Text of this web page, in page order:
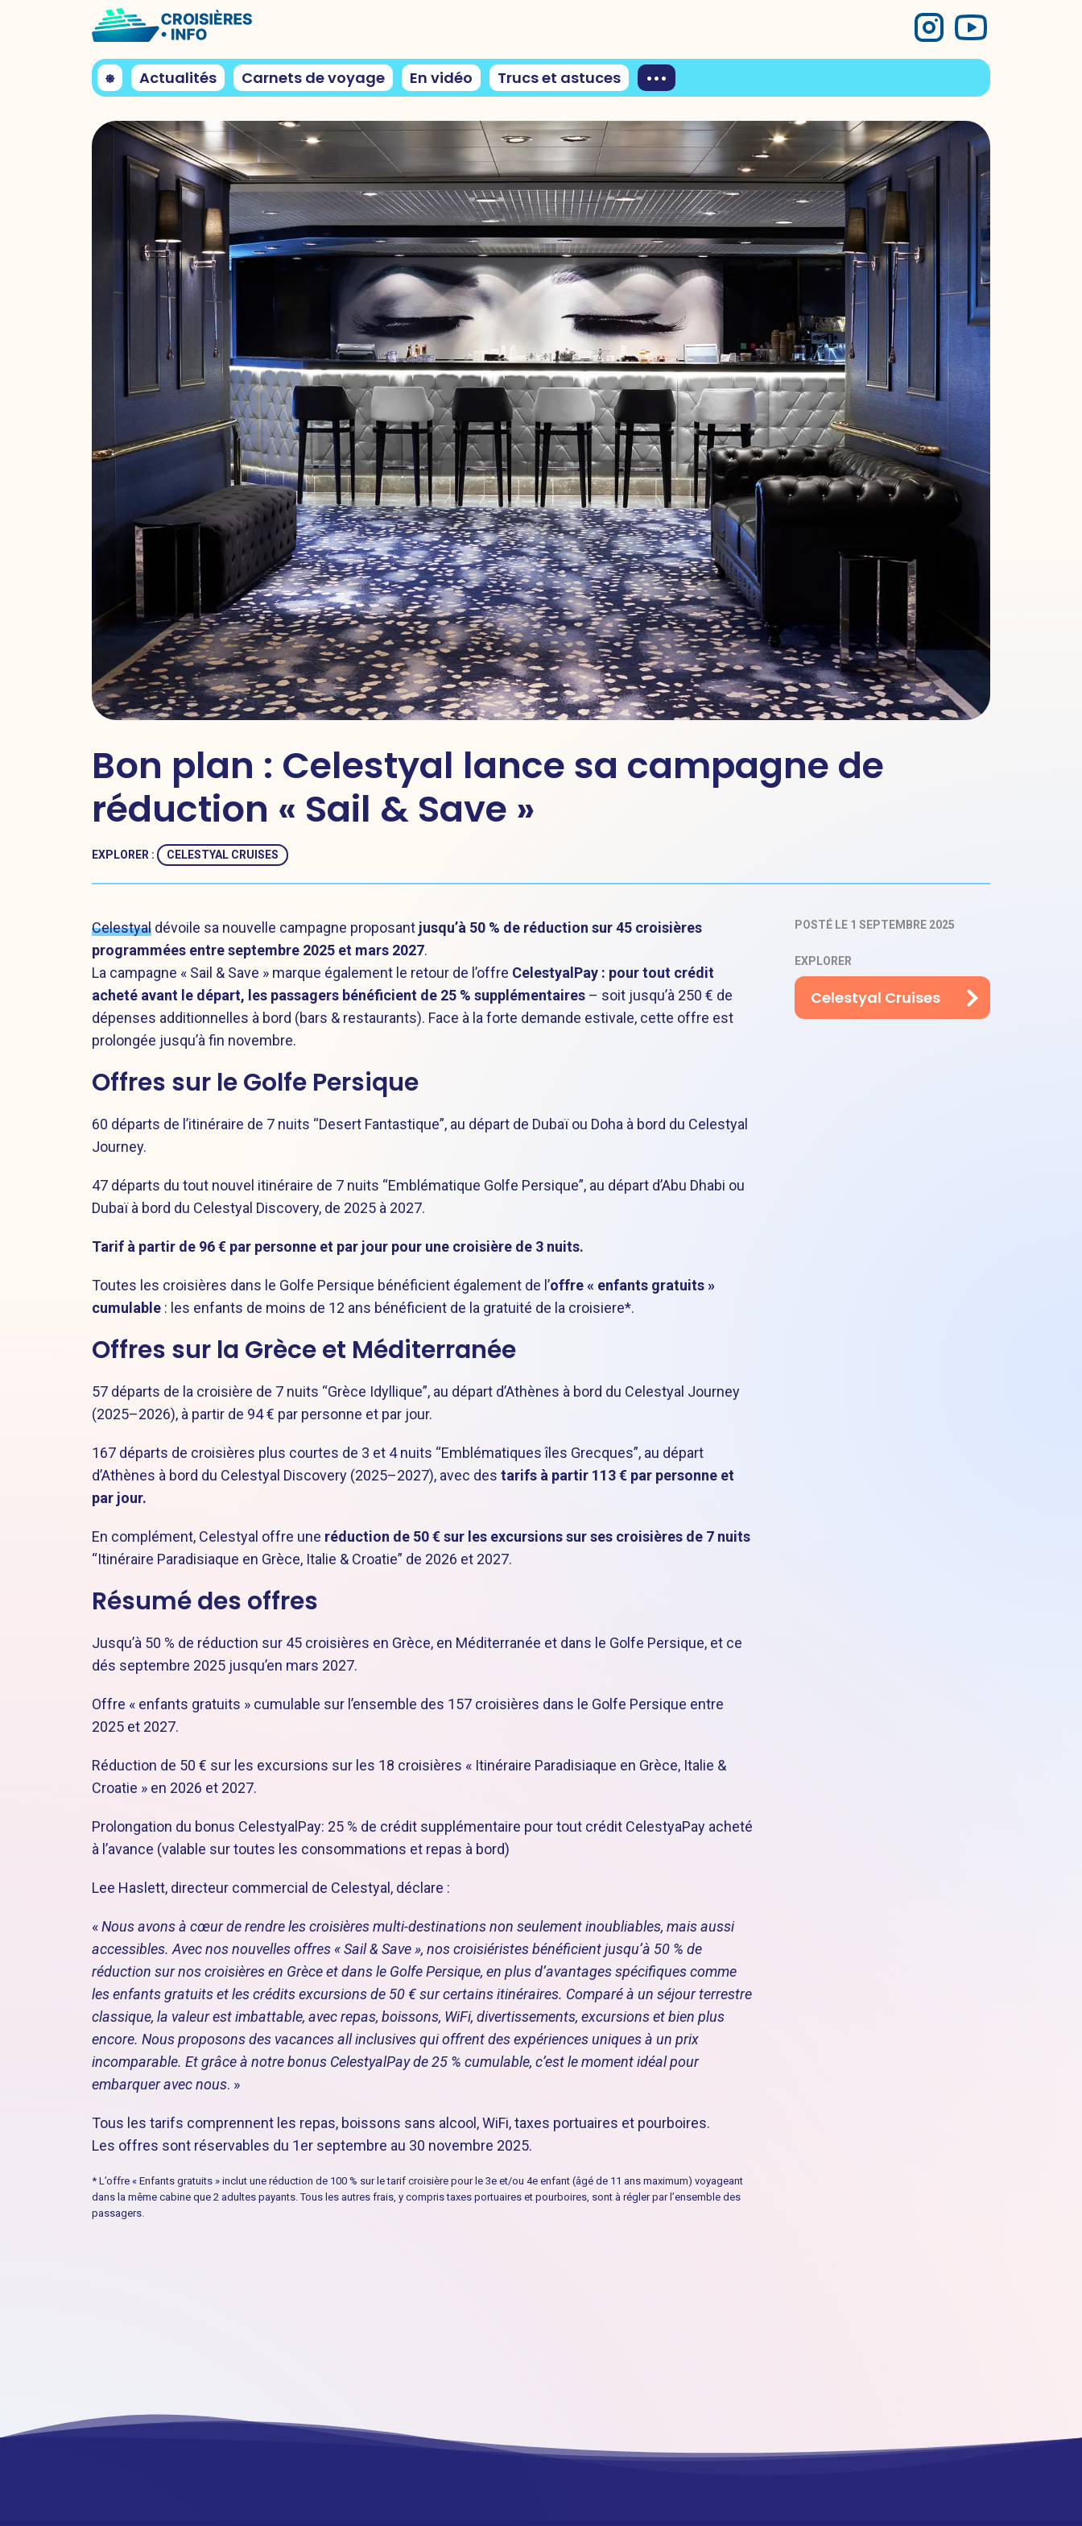
⎈ Actualités Carnets de voyage En vidéo Trucs et astuces •••
Bon plan : Celestyal lance sa campagne de
réduction « Sail & Save »
EXPLORER : CELESTYAL CRUISES
Celestyal dévoile sa nouvelle campagne proposant jusqu’à 50 % de réduction sur 45 croisières
programmées entre septembre 2025 et mars 2027.
La campagne « Sail & Save » marque également le retour de l’offre CelestyalPay : pour tout crédit
acheté avant le départ, les passagers bénéficient de 25 % supplémentaires – soit jusqu’à 250 € de
dépenses additionnelles à bord (bars & restaurants). Face à la forte demande estivale, cette offre est
prolongée jusqu’à fin novembre.
Offres sur le Golfe Persique
60 départs de l’itinéraire de 7 nuits “Desert Fantastique”, au départ de Dubaï ou Doha à bord du Celestyal
Journey.
47 départs du tout nouvel itinéraire de 7 nuits “Emblématique Golfe Persique”, au départ d’Abu Dhabi ou
Dubaï à bord du Celestyal Discovery, de 2025 à 2027.
Tarif à partir de 96 € par personne et par jour pour une croisière de 3 nuits.
Toutes les croisières dans le Golfe Persique bénéficient également de l’offre « enfants gratuits »
cumulable : les enfants de moins de 12 ans bénéficient de la gratuité de la croisiere*.
Offres sur la Grèce et Méditerranée
57 départs de la croisière de 7 nuits “Grèce Idyllique”, au départ d’Athènes à bord du Celestyal Journey
(2025–2026), à partir de 94 € par personne et par jour.
167 départs de croisières plus courtes de 3 et 4 nuits “Emblématiques îles Grecques”, au départ
d’Athènes à bord du Celestyal Discovery (2025–2027), avec des tarifs à partir 113 € par personne et
par jour.
En complément, Celestyal offre une réduction de 50 € sur les excursions sur ses croisières de 7 nuits
“Itinéraire Paradisiaque en Grèce, Italie & Croatie” de 2026 et 2027.
Résumé des offres
Jusqu’à 50 % de réduction sur 45 croisières en Grèce, en Méditerranée et dans le Golfe Persique, et ce
dés septembre 2025 jusqu’en mars 2027.
Offre « enfants gratuits » cumulable sur l’ensemble des 157 croisières dans le Golfe Persique entre
2025 et 2027.
Réduction de 50 € sur les excursions sur les 18 croisières « Itinéraire Paradisiaque en Grèce, Italie &
Croatie » en 2026 et 2027.
Prolongation du bonus CelestyalPay: 25 % de crédit supplémentaire pour tout crédit CelestyaPay acheté
à l’avance (valable sur toutes les consommations et repas à bord)
Lee Haslett, directeur commercial de Celestyal, déclare :
«Nous avons à cœur de rendre les croisières multi-destinations non seulement inoubliables, mais aussi
accessibles. Avec nos nouvelles offres « Sail & Save », nos croisiéristes bénéficient jusqu’à 50 % de
réduction sur nos croisières en Grèce et dans le Golfe Persique, en plus d’avantages spécifiques comme
les enfants gratuits et les crédits excursions de 50 € sur certains itinéraires. Comparé à un séjour terrestre
classique, la valeur est imbattable, avec repas, boissons, WiFi, divertissements, excursions et bien plus
encore. Nous proposons des vacances all inclusives qui offrent des expériences uniques à un prix
incomparable. Et grâce à notre bonus CelestyalPay de 25 % cumulable, c’est le moment idéal pour
embarquer avec nous. »
Tous les tarifs comprennent les repas, boissons sans alcool, WiFi, taxes portuaires et pourboires.
Les offres sont réservables du 1er septembre au 30 novembre 2025.
* L’offre « Enfants gratuits » inclut une réduction de 100 % sur le tarif croisière pour le 3e et/ou 4e enfant (âgé de 11 ans maximum) voyageant
dans la même cabine que 2 adultes payants. Tous les autres frais, y compris taxes portuaires et pourboires, sont à régler par l’ensemble des
passagers.
POSTÉ LE 1 SEPTEMBRE 2025
EXPLORER
Celestyal Cruises